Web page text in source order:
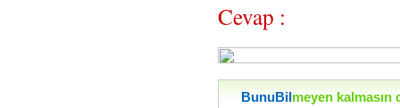
Cevap :
BunuBil meyen kalmasın